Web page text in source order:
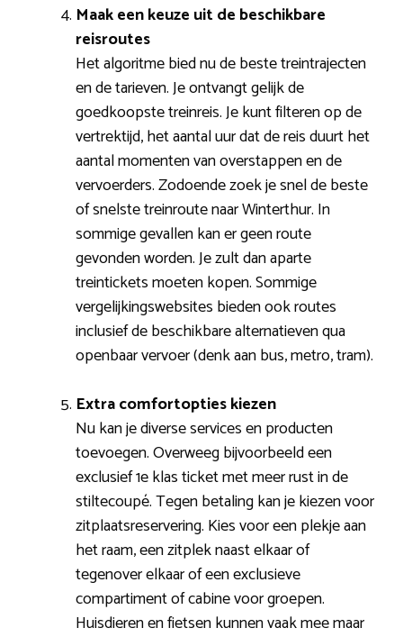
Maak een keuze uit de beschikbare
reisroutes
Het algoritme bied nu de beste treintrajecten
en de tarieven. Je ontvangt gelijk de
goedkoopste treinreis. Je kunt filteren op de
vertrektijd, het aantal uur dat de reis duurt het
aantal momenten van overstappen en de
vervoerders. Zodoende zoek je snel de beste
of snelste treinroute naar Winterthur. In
sommige gevallen kan er geen route
gevonden worden. Je zult dan aparte
treintickets moeten kopen. Sommige
vergelijkingswebsites bieden ook routes
inclusief de beschikbare alternatieven qua
openbaar vervoer (denk aan bus, metro, tram).
Extra comfortopties kiezen
Nu kan je diverse services en producten
toevoegen. Overweeg bijvoorbeeld een
exclusief 1e klas ticket met meer rust in de
stiltecoupé. Tegen betaling kan je kiezen voor
zitplaatsreservering. Kies voor een plekje aan
het raam, een zitplek naast elkaar of
tegenover elkaar of een exclusieve
compartiment of cabine voor groepen.
Huisdieren en fietsen kunnen vaak mee maar